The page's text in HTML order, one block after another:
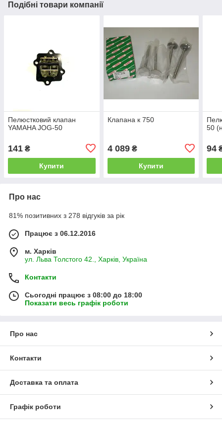
Подібні товари компанії
Пелюстковий клапан
YAMAHA JOG-50
141 ₴
Купити
Клапана к 750
4 089₴
Купити
50
94
Про нас
81% позитивних з 278 відгуків за рік
Працює з 06.12.2016
м. Харків
ул. Льва Толстого 42., Харків, Україна
Контакти
Сьогодні працює з 08:00 до 18:00
Показати весь графік роботи
Про нас
Контакти
Доставка та оплата
Графік роботи